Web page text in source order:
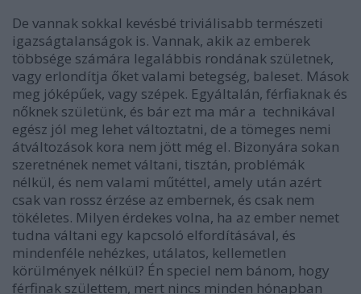
De vannak sokkal kevésbé triviálisabb természeti
igazságtalanságok is. Vannak, akik az emberek
többsége számára legalábbis rondának születnek,
vagy erlondítja őket valami betegség, baleset. Mások
meg jóképűek, vagy szépek. Egyáltalán, férfiaknak és
nőknek születünk, és bár ezt ma már a technikával
egész jól meg lehet változtatni, de a tömeges nemi
átváltozások kora nem jött még el. Bizonyára sokan
szeretnének nemet váltani, tisztán, problémák
nélkül, és nem valami műtéttel, amely után azért
csak van rossz érzése az embernek, és csak nem
tökéletes. Milyen érdekes volna, ha az ember nemet
tudna váltani egy kapcsoló elfordításával, és
mindenféle nehézkes, utálatos, kellemetlen
körülmények nélkül? Én speciel nem bánom, hogy
férfinak születtem, mert nincs minden hónapban